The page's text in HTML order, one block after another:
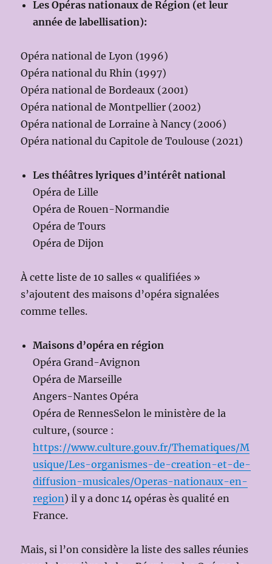
Les Opéras nationaux de Région (et leur
année de labellisation):
Opéra national de Lyon (1996)
Opéra national du Rhin (1997)
Opéra national de Bordeaux (2001)
Opéra national de Montpellier (2002)
Opéra national de Lorraine à Nancy (2006)
Opéra national du Capitole de Toulouse (2021)
Les théâtres lyriques d’intérêt national
Opéra de Lille
Opéra de Rouen-Normandie
Opéra de Tours
Opéra de Dijon
À cette liste de 10 salles « qualifiées »
s’ajoutent des maisons d’opéra signalées
comme telles.
Maisons d’opéra en région
Opéra Grand-Avignon
Opéra de Marseille
Angers-Nantes Opéra
Opéra de RennesSelon le ministère de la
culture, (source :
https://www.culture.gouv.fr/Thematiques/M
usique/Les-organismes-de-creation-et-de-
diffusion-musicales/Operas-nationaux-en-
region) il y a donc 14 opéras ès qualité en
France.
Mais, si l’on considère la liste des salles réunies